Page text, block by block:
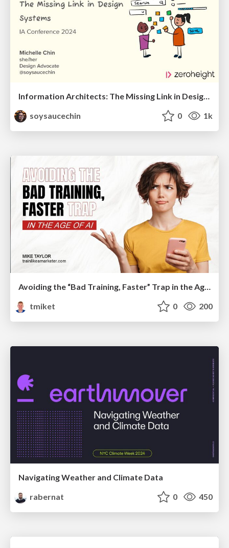
soysaucechin
0 1k
Avoiding the “Bad Training, Faster” Trap in the Age of AI
tmiket
0 200
Navigating Weather and Climate Data
rabernat
0 450